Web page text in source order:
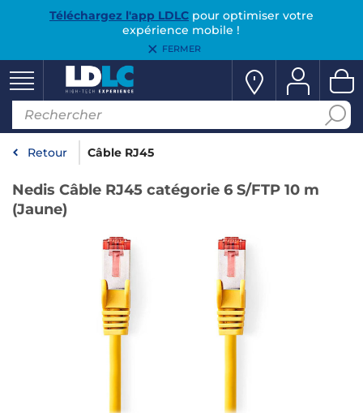
Téléchargez l'app LDLCpour optimiser votre
expérience mobile !
FERMER
Retour Câble RJ45
Nedis Câble RJ45 catégorie 6 S/FTP 10 m
(Jaune)